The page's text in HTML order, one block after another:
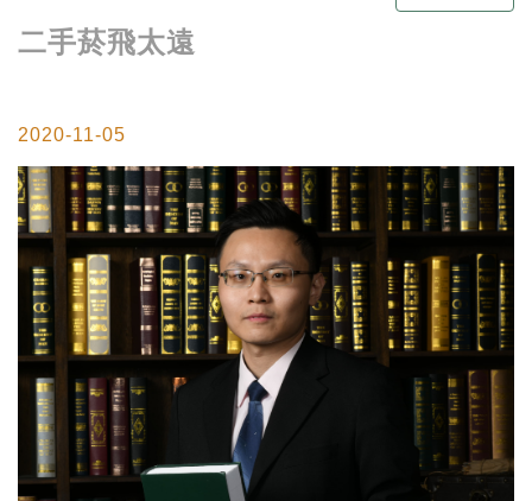
二手菸飛太遠
2020-11-05